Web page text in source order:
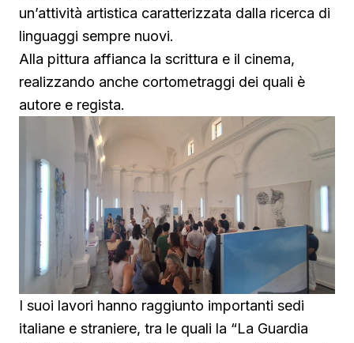
un’attività artistica caratterizzata dalla ricerca di
linguaggi sempre nuovi.
Alla pittura affianca la scrittura e il cinema,
realizzando anche cortometraggi dei quali è
autore e regista.
I suoi lavori hanno raggiunto importanti sedi
italiane e straniere, tra le quali la “La Guardia